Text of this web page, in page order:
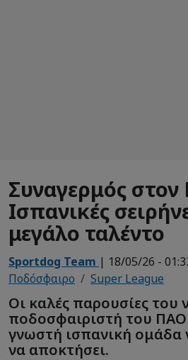
Συναγερμός
Ισπανικές
μεγάλο ταλέντο
Sportdog Team | 18/05/26 -
Ποδόσφαιρο
Super League
Οι καλές παρουσίες του
ποδοσφαιριστή του
γνωστή ισπανική ομάδα
να αποκτήσει.